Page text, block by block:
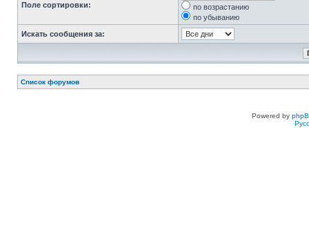
Поле сортировки:
по возрастанию
по убыванию
Искать сообщения за:
Список форумов
Powered by